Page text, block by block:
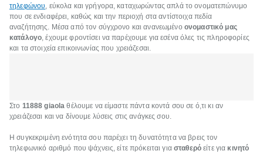
τηλεφώνου, εύκολα και γρήγορα, καταχωρώντας απλά το ονοματεπώνυμο
που σε ενδιαφέρει, καθώς και την περιοχή στα αντίστοιχα πεδία
αναζήτησης. Μέσα από τον σύγχρονο και ανανεωμένο ονομαστικό μας
κατάλογο, έχουμε φροντίσει να παρέχουμε για εσένα όλες τις πληροφορίες
και τα στοιχεία επικοινωνίας που χρειάζεσαι.
Στο 11888 giaola θέλουμε να είμαστε πάντα κοντά σου σε ό,τι κι αν
χρειάζεσαι και να δίνουμε λύσεις στις ανάγκες σου.
Η συγκεκριμένη ενότητα σου παρέχει τη δυνατότητα να βρεις τον
τηλεφωνικό αριθμό που ψάχνεις, είτε πρόκειται γιασταθερό είτε για κινητό